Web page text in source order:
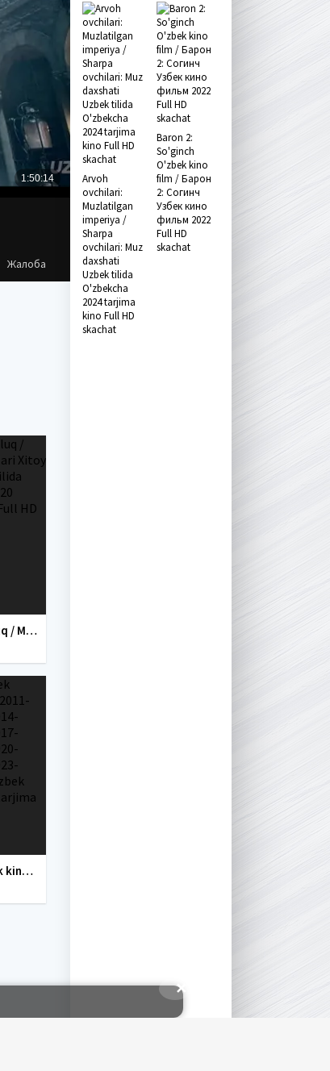
Жалоба
Janob maxluq / Maxluq ovchilari Xitoy filmi Uzbek tilida O'zbekcha 2020 tarjima kino Full HD skachat
Yangi O'zbek kinolar 2010-2011-2012-2013-2014-2015-2016-2017-2018-2019-2020-2021-2022-2023-2024-2025 O'zbek tilida Uzbek tarjima Full HD
Arvoh
ovchilari:
Muzlatilgan
imperiya /
Sharpa
ovchilari: Muz
daxshati
Uzbek tilida
O'zbekcha
2024 tarjima
kino Full HD
skachat
Baron 2:
So'ginch
O'zbek kino
film / Барон
2: Согинч
Узбек кино
фильм 2022
Full HD
skachat
✕